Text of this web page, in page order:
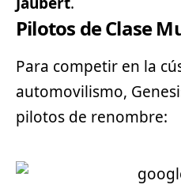
Pilotos de Clase
Para competir en la
automovilismo,
pilotos de renombre: